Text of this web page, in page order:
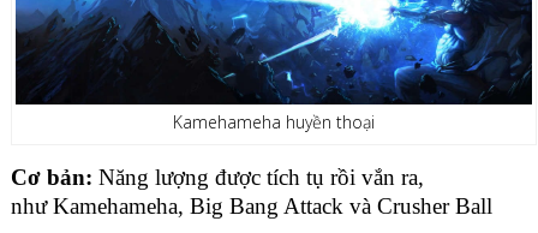
Kamehameha huyền thoại
Cơ bản: Năng lượng được tích tụ rồi vắn ra,
như Kamehameha, Big Bang Attack và Crusher Ball